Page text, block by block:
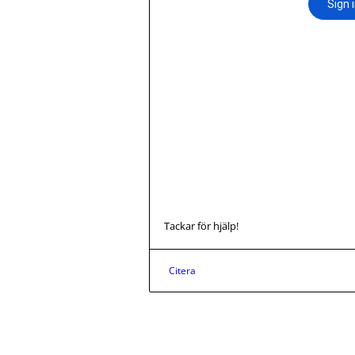
Tackar för hjälp!
Citera